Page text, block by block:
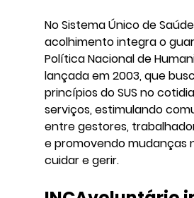
No Sistema Único de Saúde
acolhimento integra o
Política Nacional de
lançada em 2003, que
princípios do SUS no
serviços, estimulando
entre gestores,
e promovendo mudanças
cuidar e gerir.